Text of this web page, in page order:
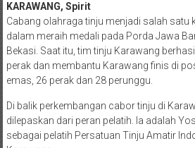
KARAWANG, Spirit
Cabang olahraga tinju menjadi salah satu
dalam meraih medali pada Porda Jawa
Bekasi. Saat itu, tim tinju Karawang
perak dan membantu Karawang finis di
emas, 26 perak dan 28 perunggu.
Di balik perkembangan cabor tinju di
dilepaskan dari peran pelatih. Ia adalah
sebagai pelatih Persatuan Tinju Amatir